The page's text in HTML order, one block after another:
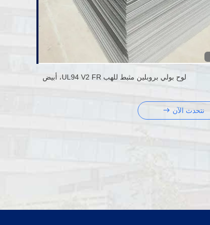
لوح بولي بروبلين مثبط للهب UL94 V2 FR، أبيض
نتحدث الآن